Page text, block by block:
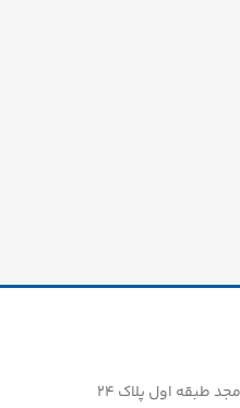
طبقه اول پلاک ۲۴